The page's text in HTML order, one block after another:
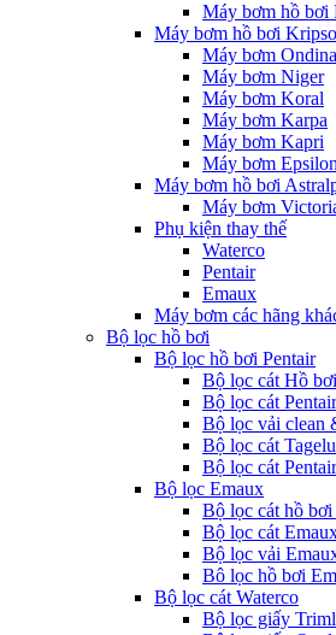
Máy bơm hồ bơi
Máy bơm hồ bơi
Máy bơm Ondina
Máy bơm Niger
Máy bơm Koral
Máy bơm Karpa
Máy bơm Kapri
Máy bơm Epsilon
Máy bơm hồ bơi
Máy bơm
Phụ kiện thay thế
Waterco
Pentair
Emaux
Máy bơm các hãng
Bộ lọc hồ bơi
Bộ lọc hồ bơi Pentair
Bộ lọc cát Hồ
Bộ lọc cát
Bộ lọc vải clean
Bộ lọc cát
Bộ lọc cát
Bộ lọc Emaux
Bộ lọc cát hồ
Bộ lọc cát
Bộ lọc vải
Bô lọc hồ bơi
Bộ lọc cát Waterco
Bộ lọc giấy